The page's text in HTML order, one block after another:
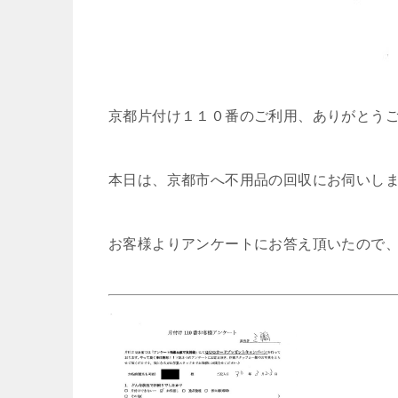
京都片付け１１０番のご利用、ありがとう
本日は、京都市へ不用品の回収にお伺いし
お客様よりアンケートにお答え頂いたので